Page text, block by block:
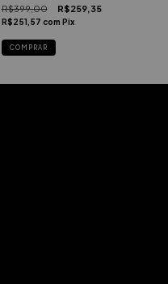
R$399,00 R$259,35
R$251,57 com Pix
COMPRAR